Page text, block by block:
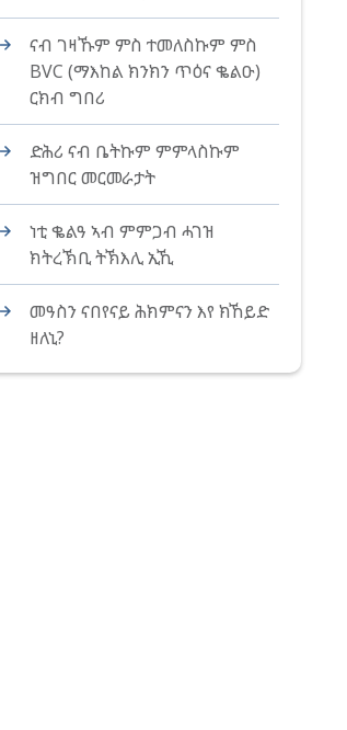
ናብ ገዛኹም ምስ ተመለስኩም ምስ
BVC (ማእከል ክንክን ጥዕና ቈልዑ)
ርክብ ግበሪ
ድሕሪ ናብ ቤትኩም ምምላስኩም
ዝግበር መርመራታት
ነቲ ቈልዓ ኣብ ምምጋብ ሓገዝ
ክትረኽቢ ትኽእሊ ኢኺ
መዓስን ናበየናይ ሕክምናን እየ ክኸይድ
ዘለኒ?